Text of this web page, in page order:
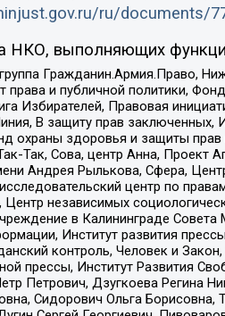
ru/documents/
НКО, выполняющих
Гражданин.Армия.Право,
права и публичной политики,
Избирателей, Правовая
В защиту прав заключенных,
охраны здоровья и защиты
Так, Сова, центр Анна,
Андрея Рылькова, Сфера,
центр по
Центр независимых
в Калининграде
Институт развития
контроль, Человек и
прессы, Институт Развития
Петрович, Дзугкоева Регина
Сидорович Ольга Борисовна,